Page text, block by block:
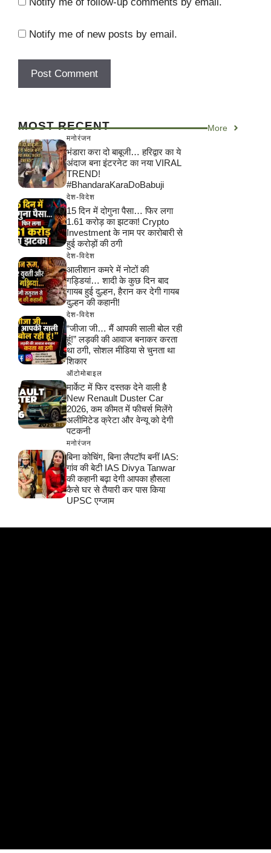
Notify me of new posts by email.
MOST RECENT More
मनोरंजन
भंडारा करा दो बाबूजी… हरिद्वार का ये
अंदाज बना इंटरनेट का नया VIRAL
TREND!
#BhandaraKaraDoBabuji
देश-विदेश
15 दिन में दोगुना पैसा… फिर लगा
1.61 करोड़ का झटका! Crypto
Investment के नाम पर कारोबारी से
हुई करोड़ों की ठगी
देश-विदेश
आलीशान कमरे में नोटों की
गड्डियां… शादी के कुछ दिन बाद
गायब हुई दुल्हन, हैरान कर देगी गायब
दुल्हन की कहानी!
देश-विदेश
“जीजा जी… मैं आपकी साली बोल रही
हूं!” लड़की की आवाज बनाकर करता
था ठगी, सोशल मीडिया से चुनता था
शिकार
ऑटोमोबाइल
मार्केट में फिर दस्तक देने वाली है
New Renault Duster Car
2026, कम कीमत में फीचर्स मिलेंगे
अलीमिटेड क्रेटा और वेन्यू को देगी
पटकनी
मनोरंजन
बिना कोचिंग, बिना लैपटॉप बनीं IAS:
गांव की बेटी IAS Divya Tanwar
की कहानी बढ़ा देगी आपका हौसला
कैसे घर से तैयारी कर पास किया
UPSC एग्जाम